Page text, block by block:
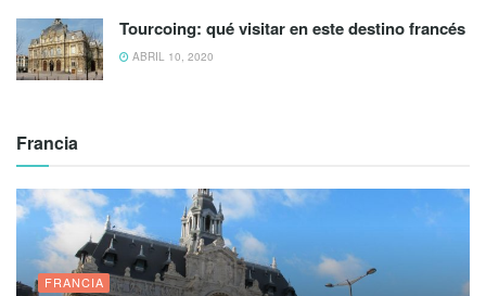
Tourcoing: qué visitar en este destino francés
ABRIL 10, 2020
Francia
FRANCIA